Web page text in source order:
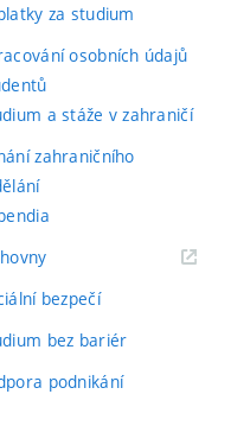
za studium
osobních údajů
a stáže v zahraničí
zahraničního
(externí
bezpečí
bez bariér
podnikání